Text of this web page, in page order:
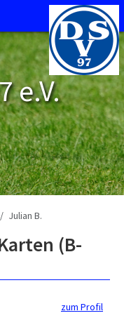
e.V.
Julian B.
(B-
zum Profil